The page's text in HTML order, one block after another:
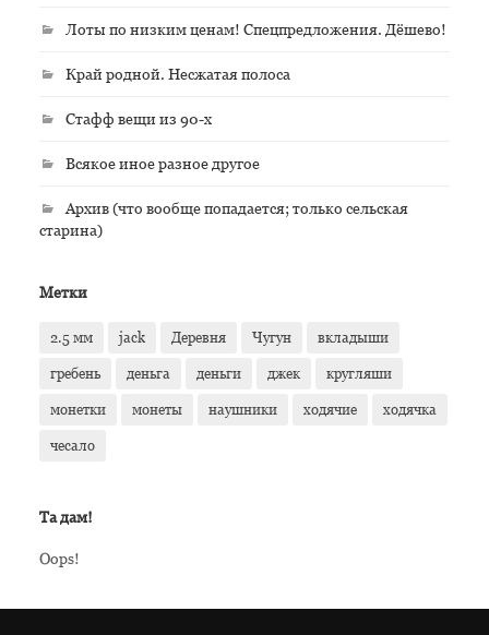
Лоты по низким ценам! Спецпредложения. Дёшево!
Край родной. Несжатая полоса
Стафф вещи из 90-х
Всякое иное разное другое
Архив (что вообще попадается; только сельская
старина)
Метки
2.5 мм jack Деревня Чугун вкладыши
гребень деньга деньги джек кругляши
монетки монеты наушники ходячие ходячка
чесало
Та дам!
Oops!